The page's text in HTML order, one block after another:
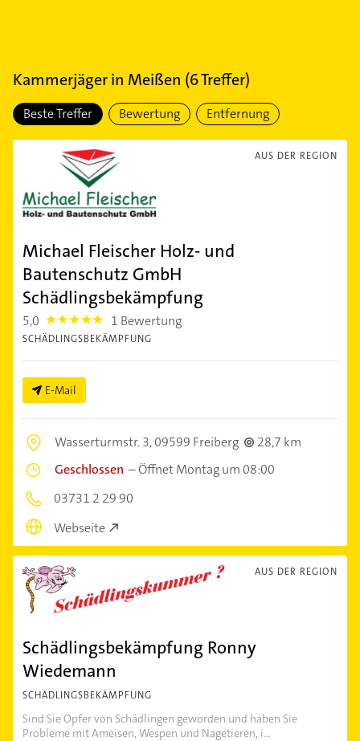
Kammerjägerin Meißen (6Treffer)
Beste Treffer Bewertung Entfernung
AUS DER REGION
Michael Fleischer Holz- und
Bautenschutz GmbH
Schädlingsbekämpfung
5,0 5.0 1 Bewertung
SCHÄDLINGSBEKÄMPFUNG
E-Mail
Wasserturmstr. 3,09599 Freiberg
28,7 km
Geschlossen –Öffnet Montag um 08:00
03731 2 29 90
Webseite
AUS DER REGION
Schädlingsbekämpfung Ronny
Wiedemann
SCHÄDLINGSBEKÄMPFUNG
Sind Sie Opfer von Schädlingen geworden und haben Sie
Probleme mit Ameisen, Wespen und Nagetieren, i...